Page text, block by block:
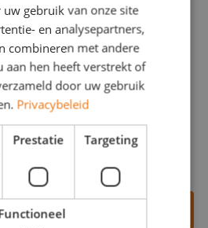
jouw vragen. Benno staat
graag!
opnemen
gebruik van onze site
en analysepartners,
combineren met andere
aan hen heeft verstrekt of
door uw gebruik
Privacybeleid
Prestatie Targeting